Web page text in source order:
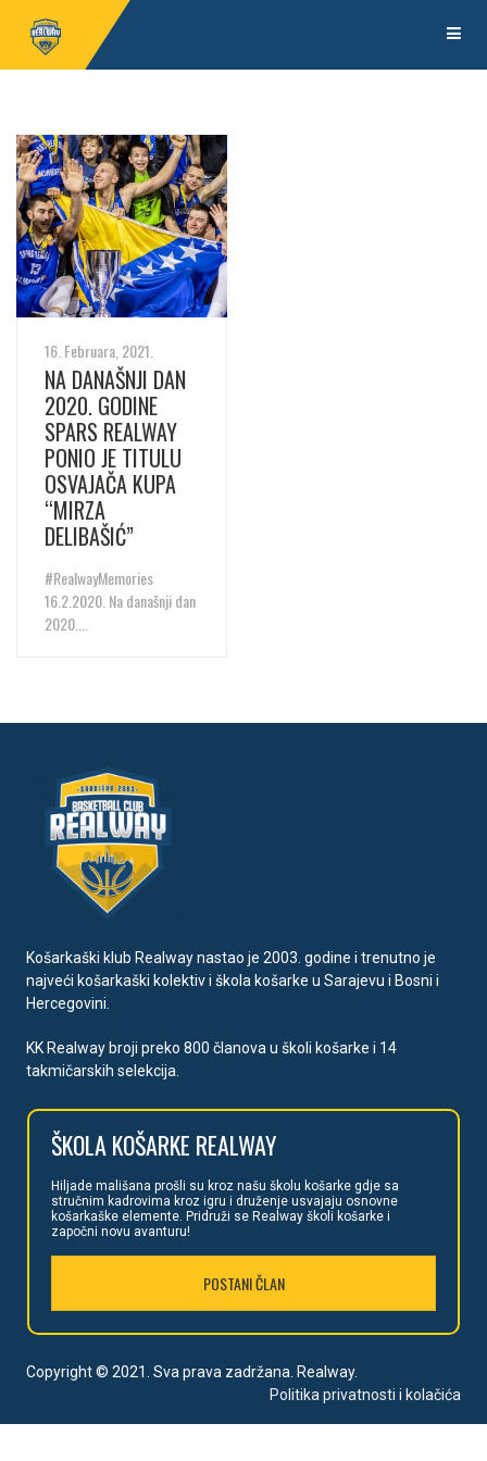
16. Februara, 2021.
NA DANAŠNJI DAN
2020. GODINE
SPARS REALWAY
PONIO JE TITULU
OSVAJAČA KUPA
“MIRZA
DELIBAŠIĆ”
#RealwayMemories
16.2.2020. Na današnji dan
2020....
Košarkaški klub Realway nastao je 2003. godine i trenutno je
najveći košarkaški kolektiv i škola košarke u Sarajevu i Bosni i
Hercegovini.
KK Realway broji preko 800 članova u školi košarke i 14
takmičarskih selekcija.
ŠKOLA KOŠARKE REALWAY
Hiljade mališana prošli su kroz našu školu košarke gdje sa
stručnim kadrovima kroz igru i druženje usvajaju osnovne
košarkaške elemente. Pridruži se Realway školi košarke i
započni novu avanturu!
POSTANI ČLAN
Copyright © 2021. Sva prava zadržana. Realway.
Politika privatnosti i kolačića